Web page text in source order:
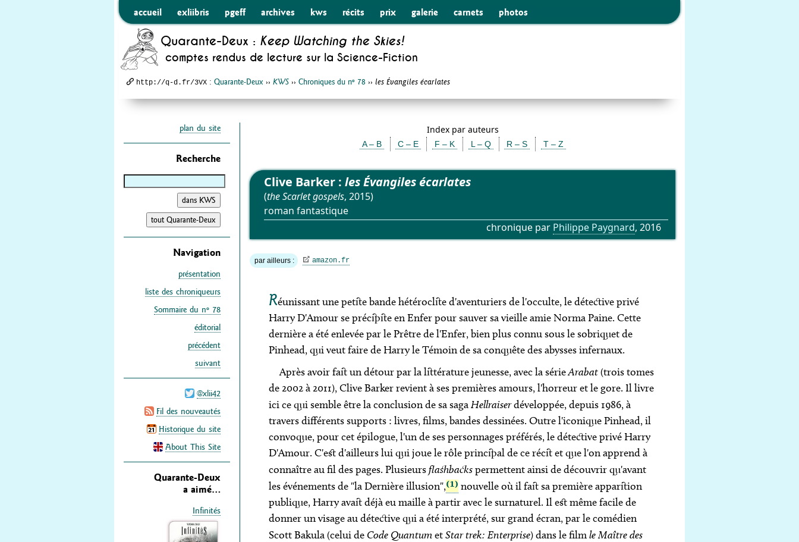
accueil exliibris pgeff archives kws récits prix galerie carnets photos
Quarante-Deux : Keep Watching the Skies!
comptes rendus de lecture sur la Science-Fiction
http://q-d.fr/3VX : Quarante-Deux ›› KWS ›› Chroniques du nº 78 ›› les Évangiles écarlates
Index par auteurs
A – B C – E F – K L – Q R – S T – Z
Clive Barker :les Évangiles écarlates
(the Scarlet gospels, 2015)
roman fantastique
chronique par Philippe Paygnard, 2016
par ailleurs : amazon.fr
Réunissant une petite bande hétéroclite d'aventuriers de l'occulte, le détective privé
Harry D'Amour se précipite en Enfer pour sauver sa vieille amie Norma Paine. Cette
dernière a été enlevée par le Prêtre de l'Enfer, bien plus connu sous le sobriquet de
Pinhead, qui veut faire de Harry le Témoin de sa conquête des abysses infernaux.
Après avoir fait un détour par la littérature jeunesse, avec la sérieArabat(trois tomes
de 2002 à 2011), Clive Barker revient à ses premières amours, l'horreur et le gore. Il livre
ici ce qui semble être la conclusion de sa sagaHellraiserdéveloppée, depuis 1986, à
travers différents supports : livres, films, bandes dessinées. Outre l'iconiquePinhead, il
convoque, pour cet épilogue, l'un de ses personnages préférés, le détective privé Harry
D'Amour. C'est d'ailleurs lui qui joue le rôle principal de ce récit et que l'on apprend à
connaître au fil des pages. Plusieursflashbackspermettent ainsi de découvrir qu'avant
les événements de "la Dernière illusion",(1) nouvelle où il fait sa première apparition
publique, Harry avait déjà eu maille à partir avec le surnaturel. Il est même facile de
donner un visage au détective qui a été interprété, sur grand écran, par le comédien
Scott Bakula (celui de Code QuantumetStar trek: Enterprise) dans le filmle Maître des
plan du site
Recherche
Navigation
présentation
liste des chroniqueurs
Sommaire du nº 78
éditorial
précédent
suivant
@xlii42
Fil des nouveautés
Historique du site
About This Site
Quarante-Deux
a aimé…
Infinités